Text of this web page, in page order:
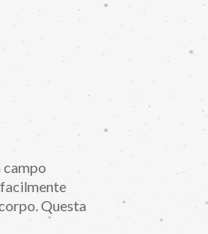
campo
facilmente
Questa